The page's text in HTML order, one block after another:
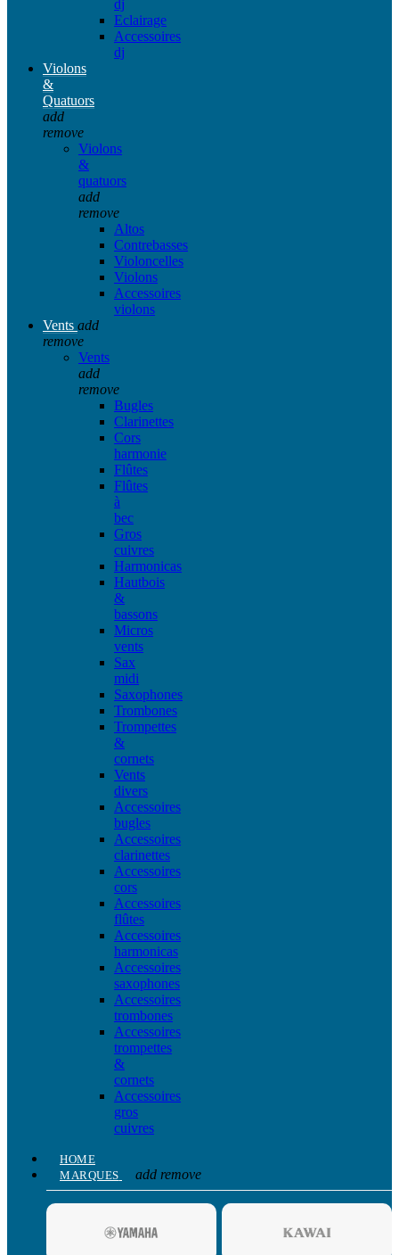
dj
Eclairage
Accessoires
dj
Violons
&
Quatuors
add
remove
Violons
&
quatuors
add
remove
Altos
Contrebasses
Violoncelles
Violons
Accessoires
violons
Vents add
remove
Vents
add
remove
Bugles
Clarinettes
Cors
harmonie
Flûtes
Flûtes
à
bec
Gros
cuivres
Harmonicas
Hautbois
&
bassons
Micros
vents
Sax
midi
Saxophones
Trombones
Trompettes
&
cornets
Vents
divers
Accessoires
bugles
Accessoires
clarinettes
Accessoires
cors
Accessoires
flûtes
Accessoires
harmonicas
Accessoires
saxophones
Accessoires
trombones
Accessoires
trompettes
&
cornets
Accessoires
gros
cuivres
HOME
MARQUES
add remove